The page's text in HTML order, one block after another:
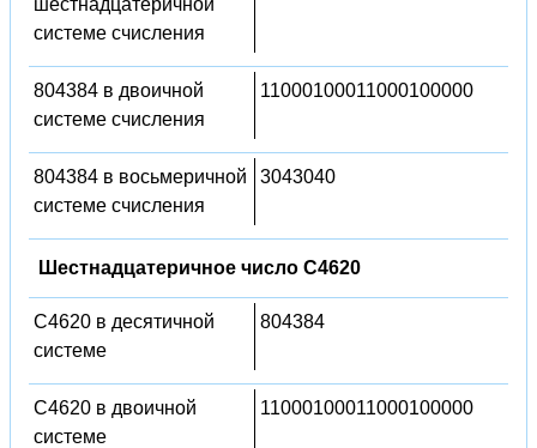
системе счисления
804384 в двоичной
системе счисления
11000100011000100000
804384 в восьмеричной
системе счисления
3043040
Шестнадцатеричное число C4620
C4620 в десятичной
системе
804384
C4620 в двоичной
системе
11000100011000100000